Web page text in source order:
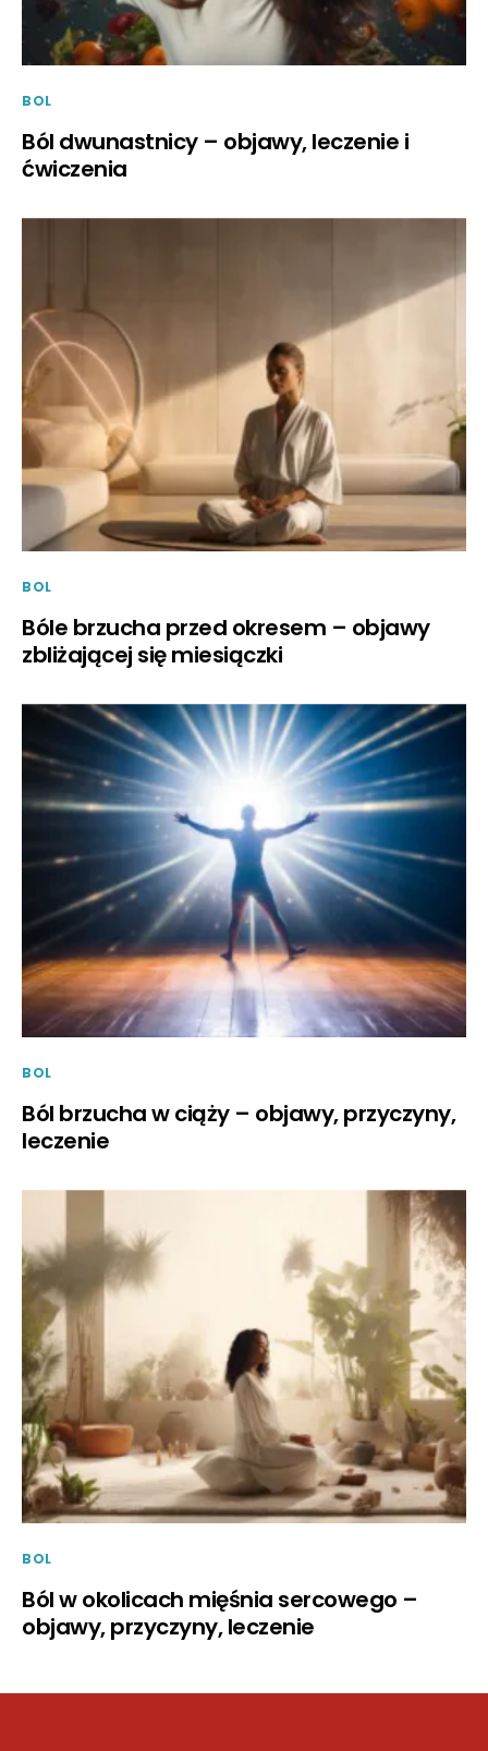
BOL
Ból dwunastnicy – objawy, leczenie i
ćwiczenia
BOL
Bóle brzucha przed okresem – objawy
zbliżającej się miesiączki
BOL
Ból brzucha w ciąży – objawy, przyczyny,
leczenie
BOL
Ból w okolicach mięśnia sercowego –
objawy, przyczyny, leczenie